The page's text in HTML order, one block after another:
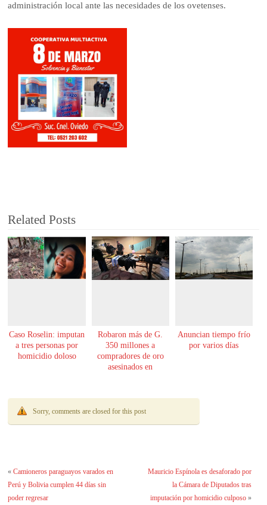
administración local ante las necesidades de los ovetenses.
Related Posts
Caso Roselin: imputan
a tres personas por
homicidio doloso
Robaron más de G.
350 millones a
compradores de oro
asesinados en
Anuncian tiempo frío
por varios días
Sorry, comments are closed for this post
«Camioneros paraguayos varados en
Perú y Bolivia cumplen 44 días sin
poder regresar
Mauricio Espínola es desaforado por
la Cámara de Diputados tras
imputación por homicidio culposo»